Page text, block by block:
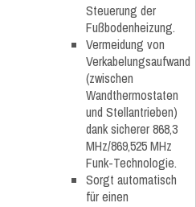
Steuerung der
Fußbodenheizung.
Vermeidung von
Verkabelungsaufwand
(zwischen
Wandthermostaten
und Stellantrieben)
dank sicherer 868,3
MHz/869,525 MHz
Funk-Technologie.
Sorgt automatisch
für einen